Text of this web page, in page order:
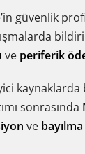
güvenlik
ve periferik
sonrasında
ve